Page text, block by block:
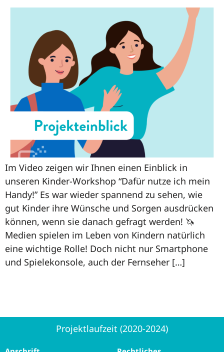
Im Video zeigen wir Ihnen einen Einblick in
unseren Kinder-Workshop “Dafür nutze ich mein
Handy!” Es war wieder spannend zu sehen, wie
gut Kinder ihre Wünsche und Sorgen ausdrücken
können, wenn sie danach gefragt werden! 🦄
Medien spielen im Leben von Kindern natürlich
eine wichtige Rolle! Doch nicht nur Smartphone
und Spielekonsole, auch der Fernseher […]
Projektlaufzeit (2020-2024)